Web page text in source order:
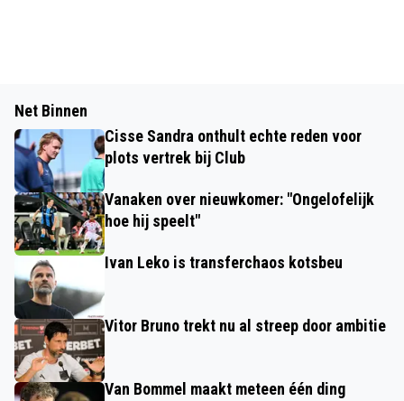
Net Binnen
Cisse Sandra onthult echte reden voor
plots vertrek bij Club
Vanaken over nieuwkomer: "Ongelofelijk
hoe hij speelt"
Ivan Leko is transferchaos kotsbeu
Vitor Bruno trekt nu al streep door ambitie
Van Bommel maakt meteen één ding